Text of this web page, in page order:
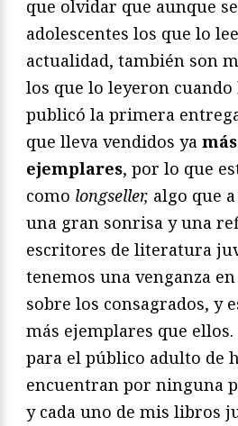
que olvidar que aunque
adolescentes los que lo
actualidad, también son
los que lo leyeron cuando
publicó la primera
que lleva vendidos ya
ejemplares, por lo que
como longseller, algo que
una gran sonrisa y una
escritores de literatura
tenemos una venganza
sobre los consagrados, y
más ejemplares que
para el público adulto de
encuentran por ninguna
y cada uno de mis libros